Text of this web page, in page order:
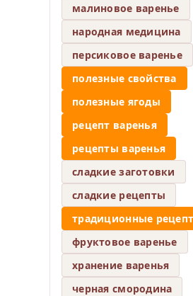
малиновое варенье
народная медицина
персиковое варенье
полезные свойства
полезные ягоды
рецепт варенья
рецепты варенья
сладкие заготовки
сладкие рецепты
традиционные
фруктовое варенье
хранение варенья
черная смородина